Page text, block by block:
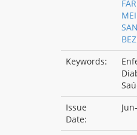
Keywords:
Issue
Date: